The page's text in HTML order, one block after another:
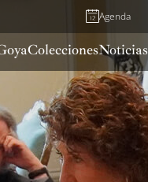
Agenda
ColeccionesNoticias